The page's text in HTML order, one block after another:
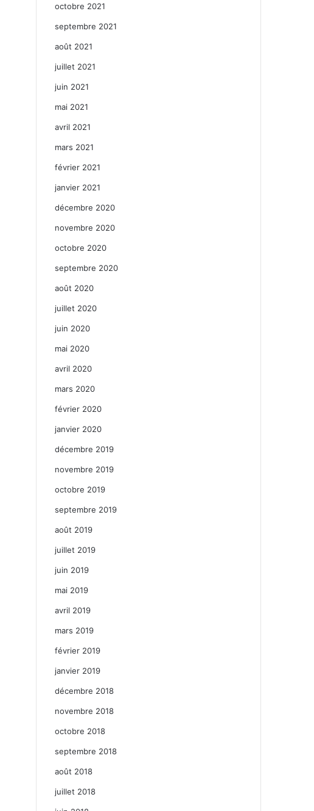
octobre 2021
septembre 2021
août 2021
juillet 2021
juin 2021
mai 2021
avril 2021
mars 2021
février 2021
janvier 2021
décembre 2020
novembre 2020
octobre 2020
septembre 2020
août 2020
juillet 2020
juin 2020
mai 2020
avril 2020
mars 2020
février 2020
janvier 2020
décembre 2019
novembre 2019
octobre 2019
septembre 2019
août 2019
juillet 2019
juin 2019
mai 2019
avril 2019
mars 2019
février 2019
janvier 2019
décembre 2018
novembre 2018
octobre 2018
septembre 2018
août 2018
juillet 2018